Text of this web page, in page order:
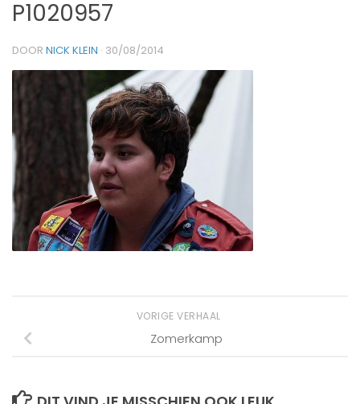
P1020957
DOOR NICK KLEIN · 30/08/2014
VORIGE VERHAAL
Zomerkamp